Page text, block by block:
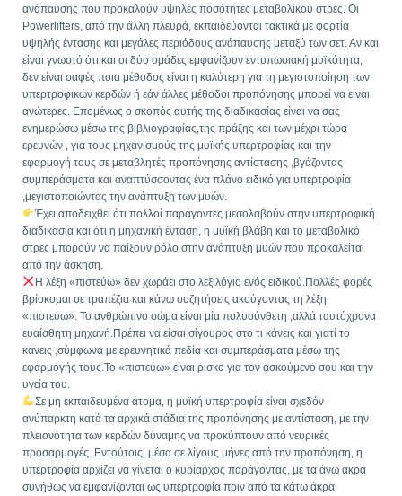
ανάπαυσης που προκαλούν υψηλές ποσότητες μεταβολικού στρες. Οι
Powerlifters, από την άλλη πλευρά, εκπαιδεύονται τακτικά με φορτία
υψηλής έντασης και μεγάλες περιόδους ανάπαυσης μεταξύ των σετ. Αν και
είναι γνωστό ότι και οι δύο ομάδες εμφανίζουν εντυπωσιακή μυϊκότητα,
δεν είναι σαφές ποια μέθοδος είναι η καλύτερη για τη μεγιστοποίηση των
υπερτροφικών κερδών ή εάν άλλες μέθοδοι προπόνησης μπορεί να είναι
ανώτερες. Επομένως ο σκοπός αυτής της διαδικασίας είναι να σας
ενημερώσω μέσω της βιβλιογραφίας,της πράξης και των μέχρι τώρα
ερευνών , για τους μηχανισμούς της μυϊκής υπερτροφίας και την
εφαρμογή τους σε μεταβλητές προπόνησης αντίστασης ,βγάζοντας
συμπεράσματα και αναπτύσσοντας ένα πλάνο ειδικό για υπερτροφία
,μεγιστοποιώντας την ανάπτυξη των μυών.
Έχει αποδειχθεί ότι πολλοί παράγοντες μεσολαβούν στην υπερτροφική
διαδικασία και ότι η μηχανική ένταση, η μυϊκή βλάβη και το μεταβολικό
στρες μπορούν να παίξουν ρόλο στην ανάπτυξη μυών που προκαλείται
από την άσκηση.
Η λέξη «πιστεύω» δεν χωράει στο λεξιλόγιο ενός ειδικού.Πολλές φορές
βρίσκομαι σε τραπέζια και κάνω συζητήσεις ακούγοντας τη λέξη
«πιστεύω». Το ανθρώπινο σώμα είναι μία πολυσύνθετη ,αλλά ταυτόχρονα
ευαίσθητη μηχανή.Πρέπει να είσαι σίγουρος στο τι κάνεις και γιατί το
κάνεις ,σύμφωνα με ερευνητικά πεδία και συμπεράσματα μέσω της
εφαρμογής τους.Το «πιστεύω» είναι ρίσκο για τον ασκούμενο σου και την
υγεία του.
Σε μη εκπαιδευμένα άτομα, η μυϊκή υπερτροφία είναι σχεδόν
ανύπαρκτη κατά τα αρχικά στάδια της προπόνησης με αντίσταση, με την
πλειονότητα των κερδών δύναμης να προκύπτουν από νευρικές
προσαρμογές .Εντούτοις, μέσα σε λίγους μήνες από την προπόνηση, η
υπερτροφία αρχίζει να γίνεται ο κυρίαρχος παράγοντας, με τα άνω άκρα
συνήθως να εμφανίζονται ως υπερτροφία πριν από τα κάτω άκρα